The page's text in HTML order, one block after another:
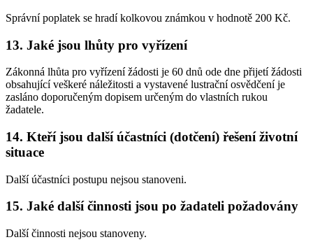
Správní poplatek se hradí kolkovou známkou v hodnotě 200 Kč.
13. Jaké jsou lhůty pro vyřízení
Zákonná lhůta pro vyřízení žádosti je 60 dnů ode dne přijetí žádosti
obsahující veškeré náležitosti a vystavené lustrační osvědčení je
zasláno doporučeným dopisem určeným do vlastních rukou
žadatele.
14. Kteří jsou další účastníci (dotčení) řešení životní
situace
Další účastníci postupu nejsou stanoveni.
15. Jaké další činnosti jsou po žadateli požadovány
Další činnosti nejsou stanoveny.